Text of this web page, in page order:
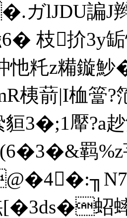
lJDU諞J辫
枝扴3y缿
忚籷z糒鏇魦
桋葥|I桖簹?
貆3�;1厴?a
羁%z
[�3ds�